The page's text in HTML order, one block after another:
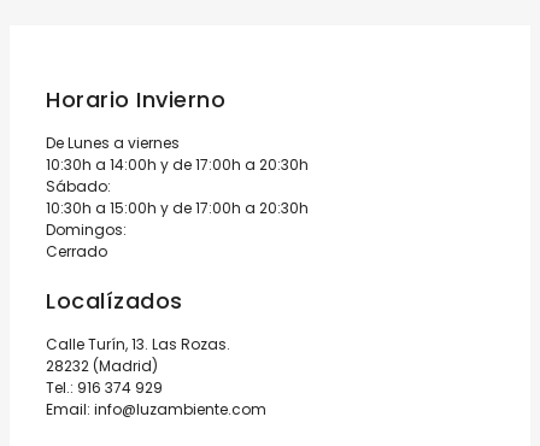
Horario Invierno
De Lunes a viernes
10:30h a 14:00h y de 17:00h a 20:30h
Sábado:
10:30h a 15:00h y de 17:00h a 20:30h
Domingos:
Cerrado
Localízados
Calle Turín, 13. Las Rozas.
28232 (Madrid)
Tel.: 916 374 929
Email: info@luzambiente.com